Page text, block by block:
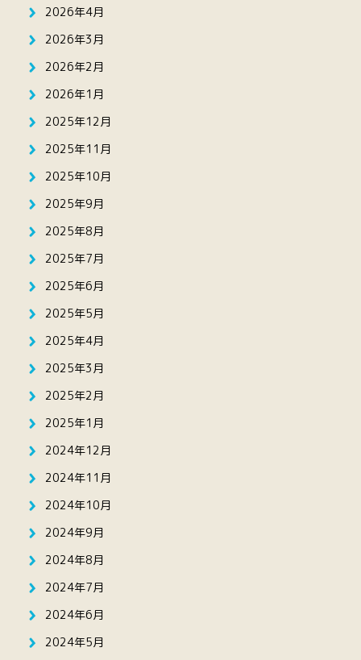
2026年4月
2026年3月
2026年2月
2026年1月
2025年12月
2025年11月
2025年10月
2025年9月
2025年8月
2025年7月
2025年6月
2025年5月
2025年4月
2025年3月
2025年2月
2025年1月
2024年12月
2024年11月
2024年10月
2024年9月
2024年8月
2024年7月
2024年6月
2024年5月